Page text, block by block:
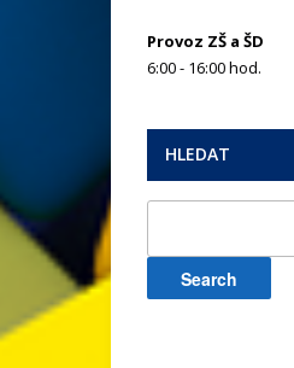
Provoz ZŠ a ŠD
6:00 - 16:00 hod.
HLEDAT